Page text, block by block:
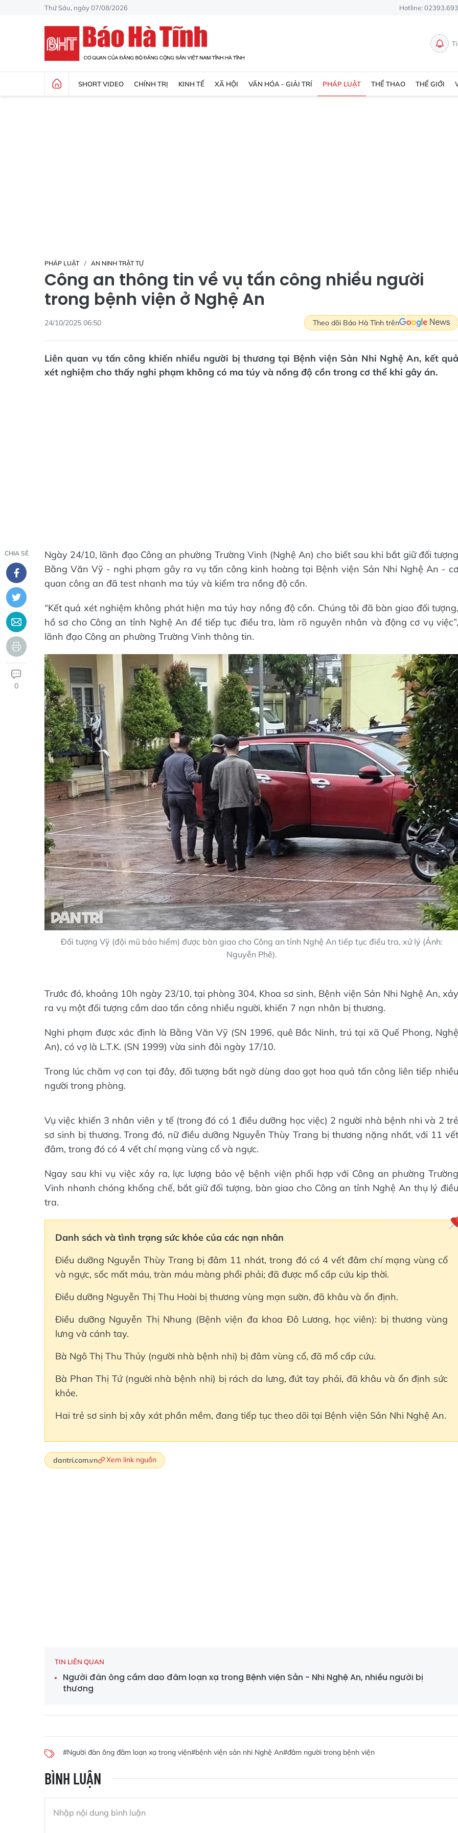
Thứ Sáu, ngày 07/08/2026 Hotline:
SHORT VIDEO CHÍNH TRỊ KINH TẾ XÃ HỘI VĂN HÓA - GIẢI TRÍ PHÁP LUẬT THỂ THAO THẾ GIỚI
PHÁP LUẬT AN NINH TRẬT TỰ
Công an thông tin về vụ tấn công nhiều người
trong bệnh viện ở Nghệ An
24/10/2025 06:50 Theo dõi Báo Hà Tĩnh trên
Liên quan vụ tấn công khiến nhiều người bị thương tại Bệnh viện Sản Nhi Nghệ An, kết quả
xét nghiệm cho thấy nghi phạm không có ma túy và nồng độ cồn trong cơ thể khi gây án.
CHIA SẺ
0
Ngày 24/10, lãnh đạo Công an phường Trường Vinh (Nghệ An) cho biết sau khi bắt giữ đối tượng
Bằng Văn Vỹ - nghi phạm gây ra vụ tấn công kinh hoàng tại Bệnh viện Sản Nhi Nghệ An - cơ
quan công an đã test nhanh ma túy và kiểm tra nồng độ cồn.
“Kết quả xét nghiệm không phát hiện ma túy hay nồng độ cồn. Chúng tôi đã bàn giao đối tượng,
hồ sơ cho Công an tỉnh Nghệ An để tiếp tục điều tra, làm rõ nguyên nhân và động cơ vụ việc”,
lãnh đạo Công an phường Trường Vinh thông tin.
Đối tượng Vỹ (đội mũ bảo hiểm) được bàn giao cho Công an tỉnh Nghệ An tiếp tục điều tra, xử lý (Ảnh:
Nguyễn Phê).
Trước đó, khoảng 10h ngày 23/10, tại phòng 304, Khoa sơ sinh, Bệnh viện Sản Nhi Nghệ An, xảy
ra vụ một đối tượng cầm dao tấn công nhiều người, khiến 7 nạn nhân bị thương.
Nghi phạm được xác định là Bằng Văn Vỹ (SN 1996, quê Bắc Ninh, trú tại xã Quế Phong, Nghệ
An), có vợ là L.T.K. (SN 1999) vừa sinh đôi ngày 17/10.
Trong lúc chăm vợ con tại đây, đối tượng bất ngờ dùng dao gọt hoa quả tấn công liên tiếp nhiều
người trong phòng.
Vụ việc khiến 3 nhân viên y tế (trong đó có 1 điều dưỡng học việc) 2 người nhà bệnh nhi và 2 trẻ
sơ sinh bị thương. Trong đó, nữ điều dưỡng Nguyễn Thùy Trang bị thương nặng nhất, với 11 vết
đâm, trong đó có 4 vết chí mạng vùng cổ và ngực.
Ngay sau khi vụ việc xảy ra, lực lượng bảo vệ bệnh viện phối hợp với Công an phường Trường
Vinh nhanh chóng khống chế, bắt giữ đối tượng, bàn giao cho Công an tỉnh Nghệ An thụ lý điều
tra.
Danh sách và tình trạng sức khỏe của các nạn nhân
Điều dưỡng Nguyễn Thùy Trang bị đâm 11 nhát, trong đó có 4 vết đâm chí mạng vùng cổ
và ngực, sốc mất máu, tràn máu màng phổi phải; đã được mổ cấp cứu kịp thời.
Điều dưỡng Nguyễn Thị Thu Hoài bị thương vùng mạn sườn, đã khâu và ổn định.
Điều dưỡng Nguyễn Thị Nhung (Bệnh viện đa khoa Đô Lương, học viên): bị thương vùng
lưng và cánh tay.
Bà Ngô Thị Thu Thủy (người nhà bệnh nhi) bị đâm vùng cổ, đã mổ cấp cứu.
Bà Phan Thị Tứ (người nhà bệnh nhi) bị rách da lưng, đứt tay phải, đã khâu và ổn định sức
khỏe.
Hai trẻ sơ sinh bị xây xát phần mềm, đang tiếp tục theo dõi tại Bệnh viện Sản Nhi Nghệ An.
dantri.com.vn Xem link nguồn
TIN LIÊN QUAN
Người đàn ông cầm dao đâm loạn xạ trong Bệnh viện Sản - Nhi Nghệ An, nhiều người bị
thương
#Người đàn ông đâm loạn xạ trong viện#bệnh viện sản nhi Nghệ An#đâm người trong bệnh viện
BÌNH LUẬN